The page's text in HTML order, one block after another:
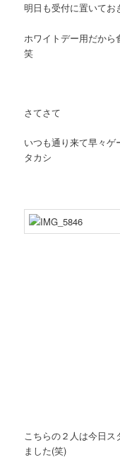
明日も受付に置いてお
ホワイトデー用だから
笑
さてさて
いつも通り来て早々
タカシ
こちらの２人は今日
ました(笑)